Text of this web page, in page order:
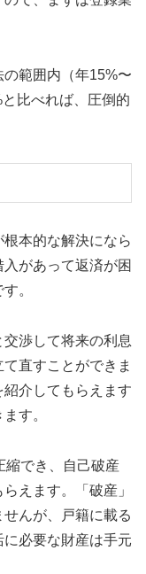
範囲内（年15%〜
比べれば、圧倒的
本的な解決になら
があって返済が困
。
渉して将来の利息
直すことができま
介してもらえます
す。
縮でき、自己破産
えます。「破産」
んが、戸籍に載る
必要な財産は手元